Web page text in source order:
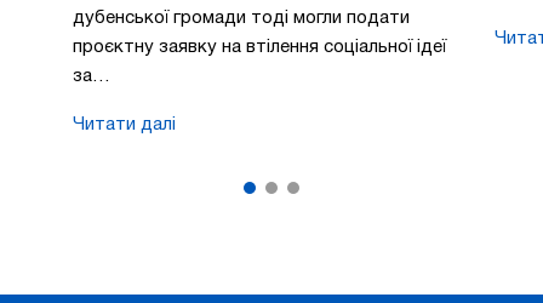
дубенської громади тоді могли подати
проєктну заявку на втілення соціальної ідеї
за…
Читати далі